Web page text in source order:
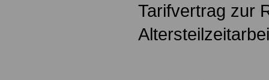
Tarifvertrag zur